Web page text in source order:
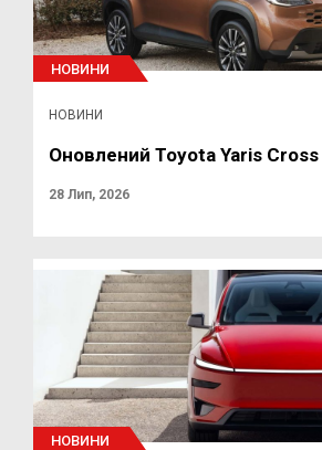
НОВИНИ
НОВИНИ
Оновлений Toyota Yaris
28 Лип, 2026
НОВИНИ